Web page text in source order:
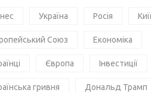
Україна Росія
Союз Економіка
Європа Інвестиції
гривня Дональд Трамп